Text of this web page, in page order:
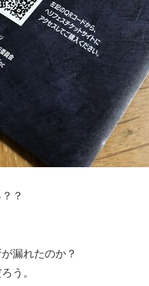
？
漏れたのか？
う。